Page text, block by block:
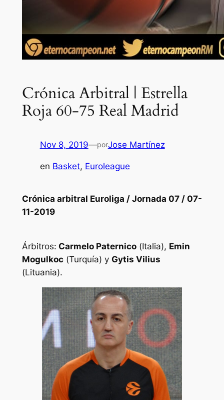
Crónica Arbitral | Estrella
Roja 60-75 Real Madrid
Nov 8, 2019—porJose Martínez
en Basket, Euroleague
Crónica arbitral Euroliga / Jornada 07 / 07-
11-2019
Árbitros: Carmelo Paternico(Italia), Emin
Mogulkoc(Turquía) y Gytis Vilius
(Lituania).